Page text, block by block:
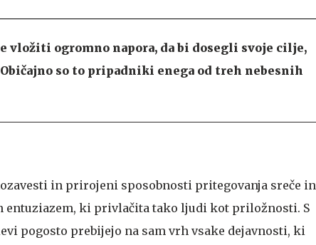
vložiti ogromno napora, da bi dosegli svoje cilje,
so to pripadniki enega od treh nebesnih
in prirojeni sposobnosti pritegovanja sreče in
entuziazem, ki privlačita tako ljudi kot priložnosti. S
pogosto prebijejo na sam vrh vsake dejavnosti, ki